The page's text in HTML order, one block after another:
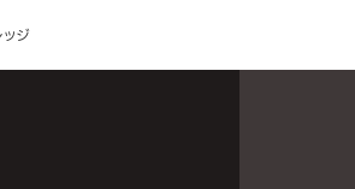
ッジ